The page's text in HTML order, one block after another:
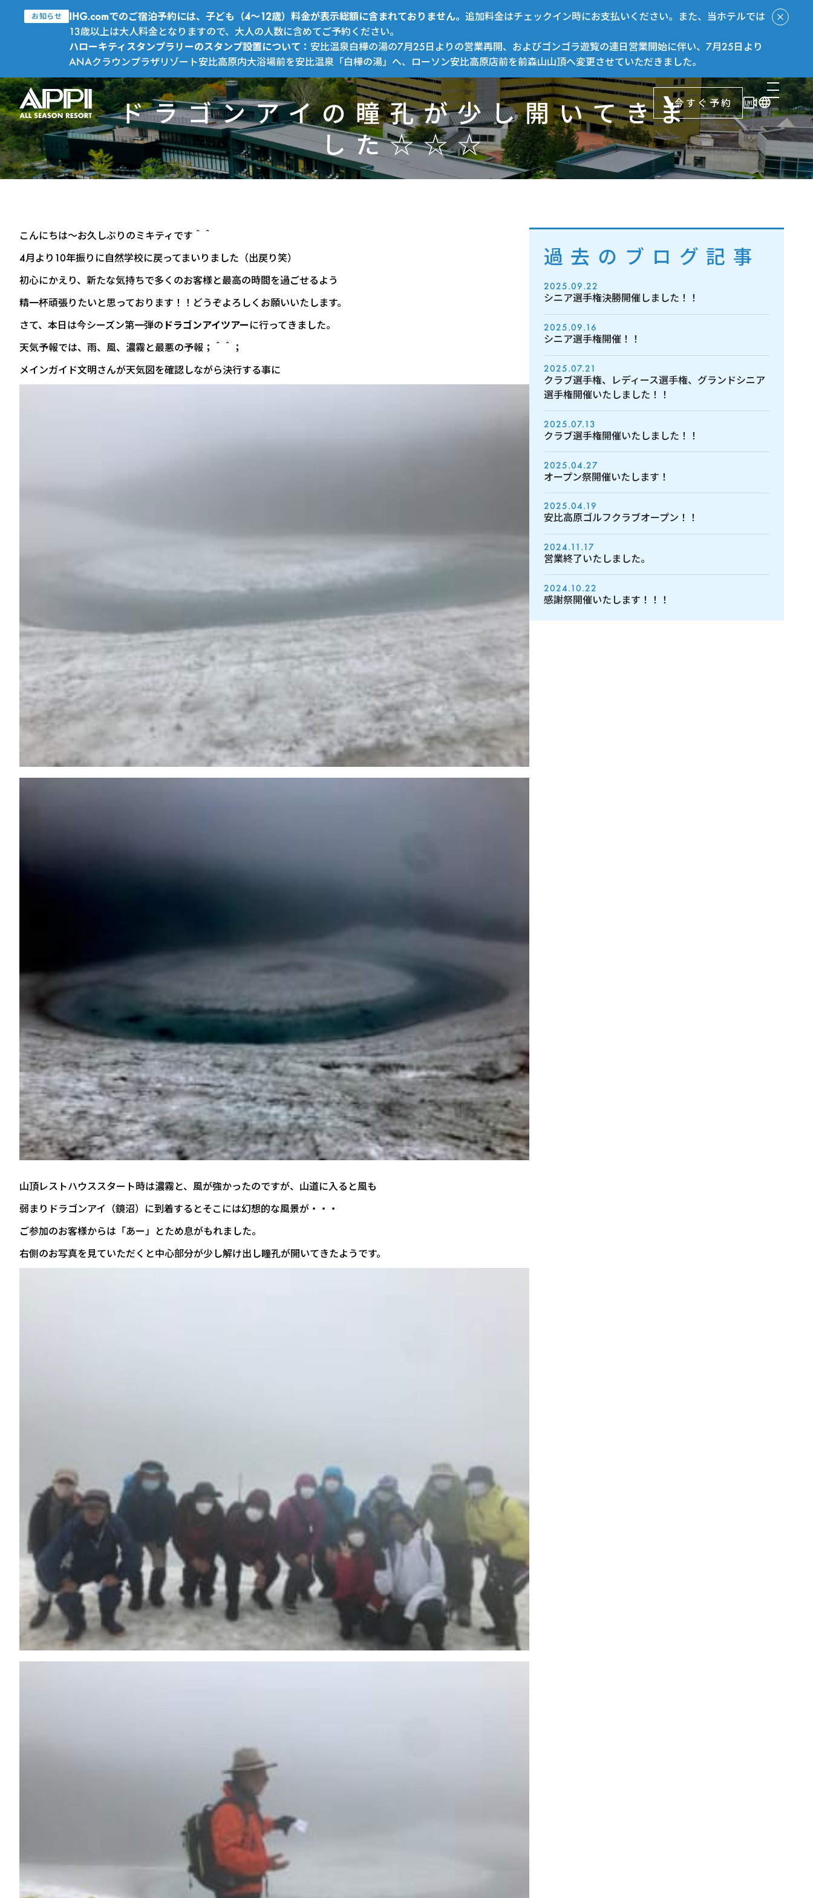
お知らせ IHG.comでのご宿泊予約には、子ども（4～12歳）料金が表示総額に含まれておりません。追加料金はチェックイン時にお支払いください。また、当ホテルでは
13歳以上は大人料金となりますので、大人の人数に含めてご予約ください。
ハローキティスタンプラリーのスタンプ設置について：安比温泉白樺の湯の7月25日よりの営業再開、およびゴンゴラ遊覧の連日営業開始に伴い、7月25日より
ANAクラウンプラザリゾート安比高原内大浴場前を安比温泉「白樺の湯」へ、ローソン安比高原店前を前森山山頂へ変更させていただきました。
今すぐ予約
ドラゴンアイの瞳孔が少し開いてきま
した☆☆☆
こんにちは～お久しぶりのミキティです＾＾
4月より10年振りに自然学校に戻ってまいりました（出戻り笑）
初心にかえり、新たな気持ちで多くのお客様と最高の時間を過ごせるよう
精一杯頑張りたいと思っております！！どうぞよろしくお願いいたします。
さて、本日は今シーズン第一弾の ドラゴンアイツアーに行ってきました。
天気予報では、雨、風、濃霧と最悪の予報；＾＾；
メインガイド文明さんが天気図を確認しながら決行する事に
山頂レストハウススタート時は濃霧と、風が強かったのですが、山道に入ると風も
弱まりドラゴンアイ（鏡沼）に到着するとそこには幻想的な風景が・・・
ご参加のお客様からは「あー」とため息がもれました。
右側のお写真を見ていただくと中心部分が少し解け出し瞳孔が開いてきたようです。
過去のブログ記事
2025.09.22
シニア選手権決勝開催しました！！
2025.09.16
シニア選手権開催！！
2025.07.21
クラブ選手権、レディース選手権、グランドシニア
選手権開催いたしました！！
2025.07.13
クラブ選手権開催いたしました！！
2025.04.27
オープン祭開催いたします！
2025.04.19
安比高原ゴルフクラブオープン！！
2024.11.17
営業終了いたしました。
2024.10.22
感謝祭開催いたします！！！